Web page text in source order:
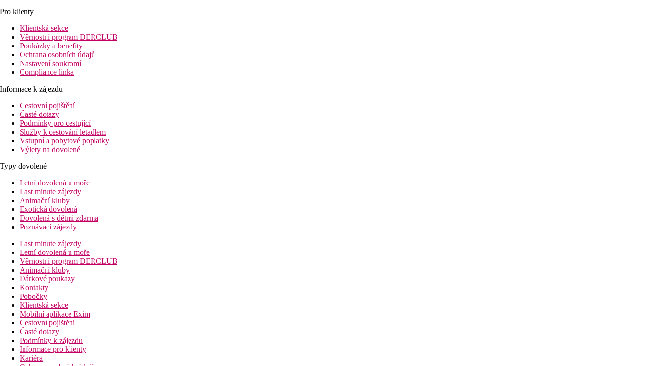
Pro klienty
Klientská sekce
Věrnostní program DERCLUB
Poukázky a benefity
Ochrana osobních údajů
Nastavení soukromí
Compliance linka
Informace k zájezdu
Cestovní pojištění
Časté dotazy
Podmínky pro cestující
Služby k cestování letadlem
Vstupní a pobytové poplatky
Výlety na dovolené
Typy dovolené
Letní dovolená u moře
Last minute zájezdy
Animační kluby
Exotická dovolená
Dovolená s dětmi zdarma
Poznávací zájezdy
Last minute zájezdy
Letní dovolená u moře
Věrnostní program DERCLUB
Animační kluby
Dárkové poukazy
Kontakty
Pobočky
Klientská sekce
Mobilní aplikace Exim
Cestovní pojištění
Časté dotazy
Podmínky k zájezdu
Informace pro klienty
Kariéra